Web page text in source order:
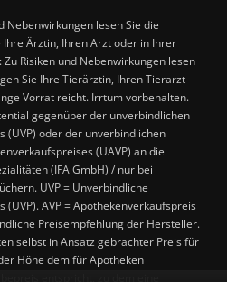
Nebenwirkungen lesen Sie die
Ihre Ärztin, Ihren Arzt oder in Ihrer
Risiken und Nebenwirkungen lesen
Sie Ihre Tierärztin, Ihren Tierarzt
Vorrat reicht. Irrtum vorbehalten.
gegenüber der unverbindlichen
(UVP) oder der unverbindlichen
(UAVP) an die
(IFA GmbH) / nur bei
UVP = Unverbindliche
AVP = Apothekenverkaufspreis
Preisempfehlung der Hersteller.
selbst in Ansatz gebrachter Preis für
Höhe dem für Apotheken